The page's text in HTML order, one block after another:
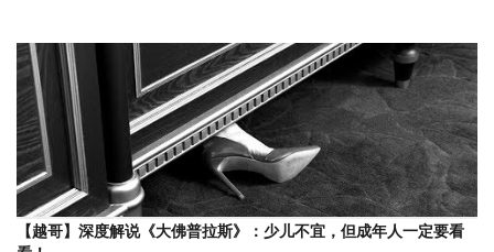
【越哥】深度解说《大佛普拉斯》：少儿不宜，但成年人一定要看